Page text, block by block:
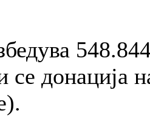
се донација